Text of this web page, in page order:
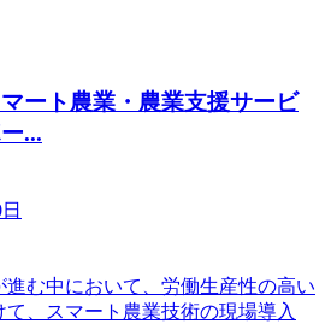
ート農業・農業支援サービ
...
む中において、労働⽣産性の⾼い
、スマート農業技術の現場導⼊